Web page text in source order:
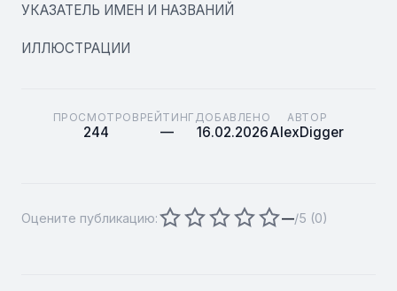
УКАЗАТЕЛЬ ИМЕН И НАЗВАНИЙ
ИЛЛЮСТРАЦИИ
ПРОСМОТРОВ
244
РЕЙТИНГ
—
ДОБАВЛЕНО
16.02.2026
АВТОР
AlexDigger
Оцените публикацию: —/5 (0)